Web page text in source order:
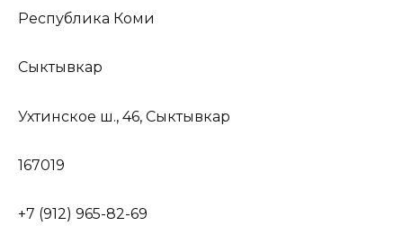
Республика Коми
Сыктывкар
Ухтинское ш., 46, Сыктывкар
167019
+7 (912) 965-82-69